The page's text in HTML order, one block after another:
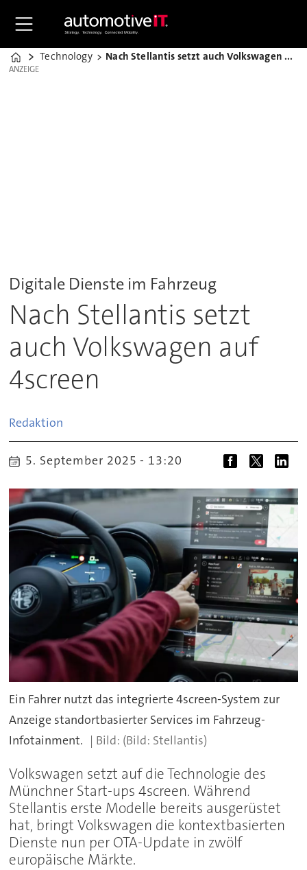
Home
Technology Nach Stellantis setzt auch Volkswagen auf 4screen
ANZEIGE
ANZEIGE
Digitale Dienste im Fahrzeug
Nach Stellantis setzt
auch Volkswagen auf
4screen
Redaktion
5. September 2025 - 13:20
Ein Fahrer nutzt das integrierte 4screen-System zur
Anzeige standortbasierter Services im Fahrzeug-
Infotainment.
(Bild: Stellantis)
Volkswagen setzt auf die Technologie des
Münchner Start-ups 4screen. Während
Stellantis erste Modelle bereits ausgerüstet
hat, bringt Volkswagen die kontextbasierten
Dienste nun per OTA-Update in zwölf
europäische Märkte.